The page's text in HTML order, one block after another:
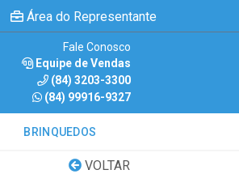
Área do Representante
Fale Conosco
Equipe de Vendas
(84) 3203-3300
(84) 99916-9327
BRINQUEDOS
VOLTAR